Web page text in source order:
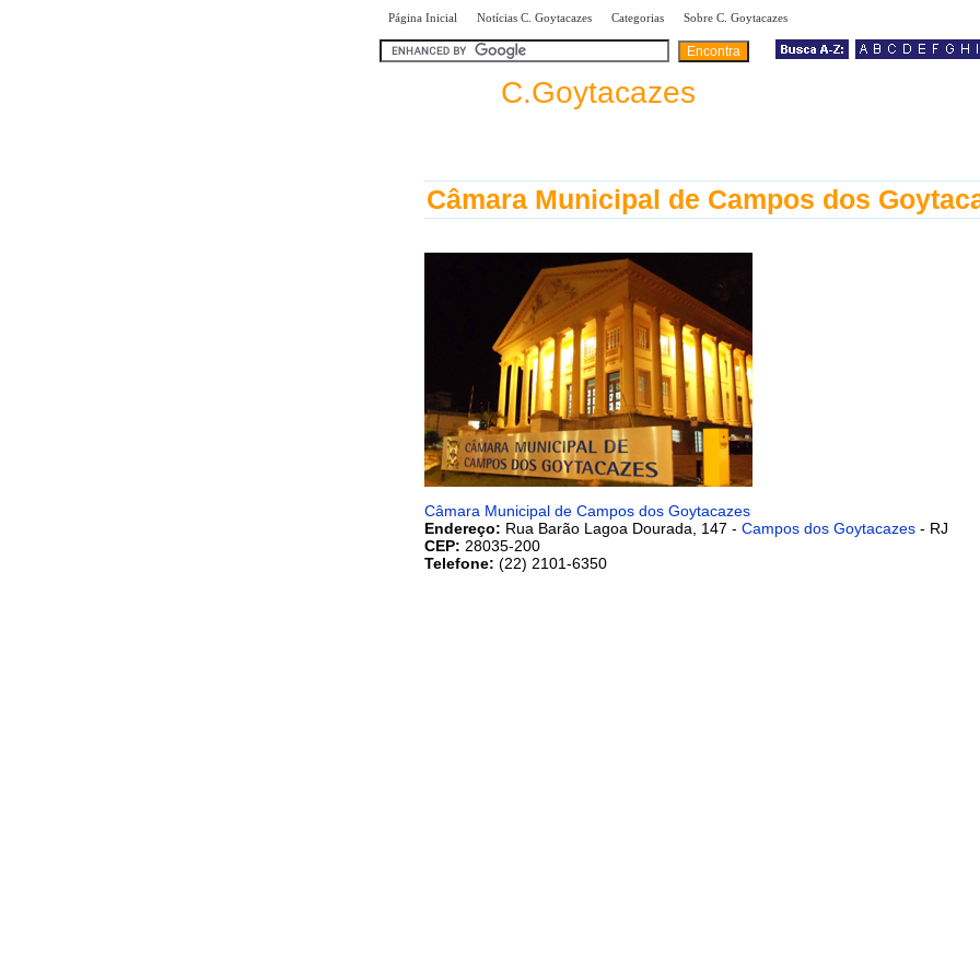
Página Inicial Notícias C. Goytacazes Categorias Sobre C. Goytacazes
C.Goytacazes
Câmara Municipal de Campos dos
Câmara Municipal de Campos dos Goytacazes
Endereço: Rua Barão Lagoa Dourada, 147 - Campos dos Goytacazes - RJ
CEP: 28035-200
Telefone: (22) 2101-6350